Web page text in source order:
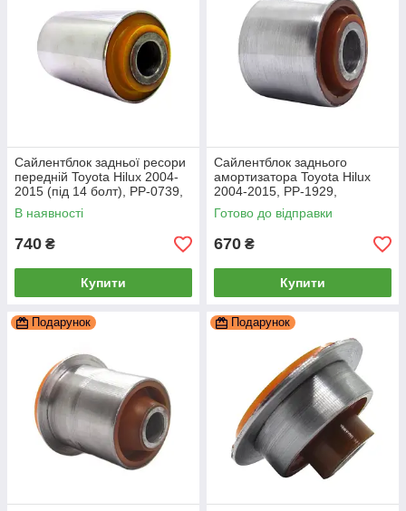
Сайлентблок задньої ресори
передній Toyota Hilux 2004-
2015 (під 14 болт), PP-0739,
поліуретан, PolyPro
В наявності
740 ₴
Купити
Сайлентблок заднього
амортизатора Toyota Hilux
2004-2015, PP-1929,
поліуретан, PolyPro
Готово до відправки
670 ₴
Купити
Подарунок Подарунок